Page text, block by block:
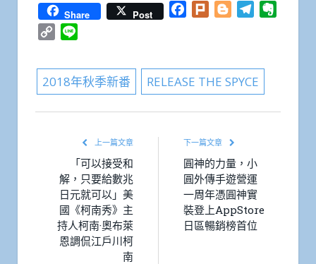
Share Post Facebook
Plurk BloggerTelegram
Copy
2018年秋季新番 RELEASE THE SPYCE
上一篇文章
「可以接受和
解，只要給數兆
日元就可以」美
國《柯南秀》主
持人柯南·奧布萊
恩調侃江戶川柯
南
下一篇文章
圓神的力量，小
圓外傳手遊營運
一周年憑圓神實
裝登上AppStore
日區暢銷榜首位